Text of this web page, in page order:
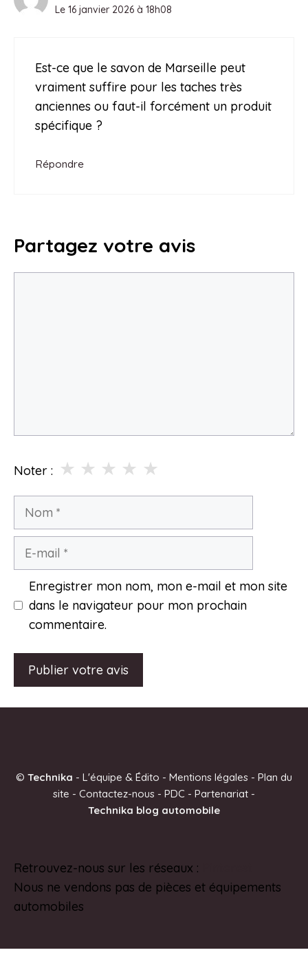
Le 16 janvier 2026 à 18h08
Est-ce que le savon de Marseille peut
vraiment suffire pour les taches très
anciennes ou faut-il forcément un produit
spécifique ?
Répondre
Partagez votre avis
Noter : ★
★
★
★
★
Nom
Enregistrer mon nom, mon e-mail et mon site
dans le navigateur pour mon prochain
commentaire.
r
v
e
:
© Technika - L'équipe & Édito - Mentions légales - Plan du
site - Contactez-nous - PDC - Partenariat -
Technika blog automobile
Retrouvez-nous sur les réseaux :
Nous ne vendons pas de pièces et équipements
automobiles